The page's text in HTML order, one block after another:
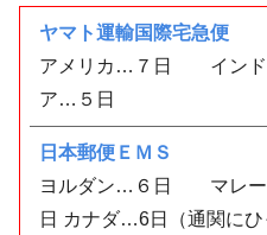
ヤマト運輸国際宅急便
アメリカ…７日 インド
ア…５日
日本郵便ＥＭＳ
ヨルダン…６日 マレ
日 カナダ…6日（通関にひ